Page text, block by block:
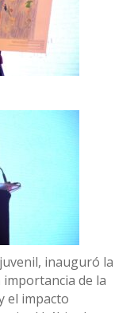
inauguró la
de la
el impacto